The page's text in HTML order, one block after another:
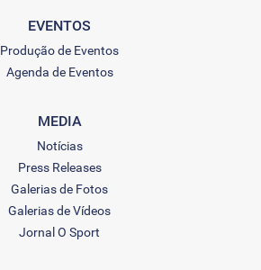
EVENTOS
Produção de Eventos
Agenda de Eventos
MEDIA
Notícias
Press Releases
Galerias de Fotos
Galerias de Vídeos
Jornal O Sport